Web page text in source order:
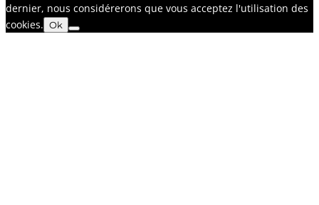
dernier, nous considérerons que vous acceptez l'utilisation des
cookies. Ok